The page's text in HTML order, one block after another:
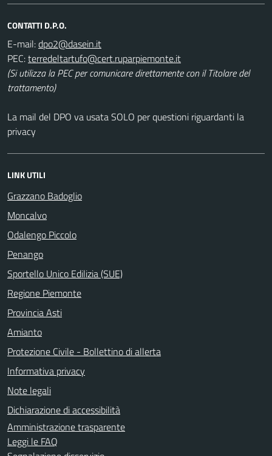
CONTATTI D.P.O.
E-mail:
PEC:
(Si utilizza la PEC per comunicare direttamente con il Titolare del
trattamento)
La mail del DPO va usata SOLO per questioni riguardanti la
privacy
LINK UTILI
Grazzano Badoglio
Moncalvo
Odalengo Piccolo
Penango
Sportello Unico Edilizia (SUE)
Regione Piemonte
Provincia Asti
Amianto
Protezione Civile - Bollettino di allerta
Informativa privacy
Note legali
Dichiarazione di accessibilità
Amministrazione trasparente
Leggi le FAQ